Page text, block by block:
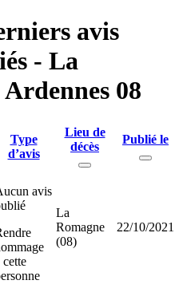
avis
- La
08
Type
d’avis
Lieu de
décès
Publié le
avis
cette
La
Romagne
(08)
22/10/2021